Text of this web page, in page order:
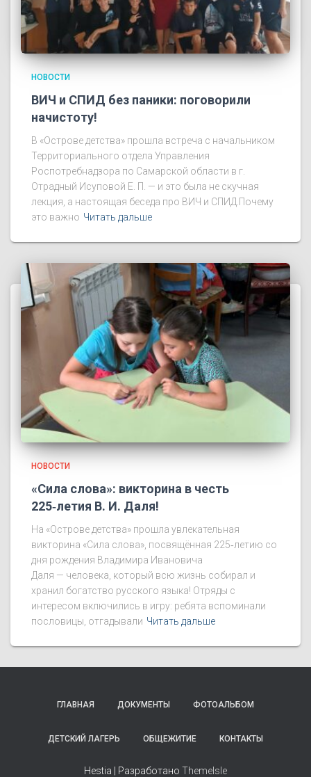
НОВОСТИ
ВИЧ и СПИД без паники: поговорили
начистоту!
В «Острове детства» прошла встреча с начальником
Территориального отдела Управления
Роспотребнадзора по Самарской области в г.
Отрадный Исуповой Е. П. — и это была не скучная
лекция, а настоящая беседа про ВИЧ и СПИД.Почему
это важно Читать дальше
НОВОСТИ
«Сила слова»: викторина в честь
225‑летия В. И. Даля!
На «Острове детства» прошла увлекательная
викторина «Сила слова», посвящённая 225‑летию со
дня рождения Владимира Ивановича
Даля — человека, который всю жизнь собирал и
хранил богатство русского языка! Отряды с
интересом включились в игру: ребята вспоминали
пословицы, отгадывали Читать дальше
ГЛАВНАЯ ДОКУМЕНТЫ ФОТОАЛЬБОМ
ДЕТСКИЙ ЛАГЕРЬ ОБЩЕЖИТИЕ КОНТАКТЫ
Hestia | Разработано ThemeIsle